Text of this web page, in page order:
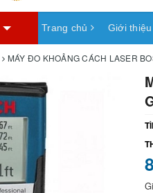
Trang chủ Giới thiệu
MÁY ĐO KHOẢNG CÁCH LASER